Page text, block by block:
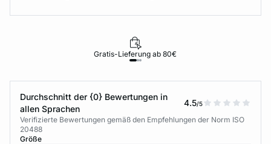
Gratis-Lieferung ab 80€
Durchschnitt der {0} Bewertungen in
allen Sprachen
4.5/5
Verifizierte Bewertungen gemäß den Empfehlungen der Norm ISO
20488
Größe